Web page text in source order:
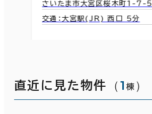
さいたま市大宮区桜木町1-7-5
交通：大宮駅(JR) 西口 5分
直近に見た物件 （1 棟 ）